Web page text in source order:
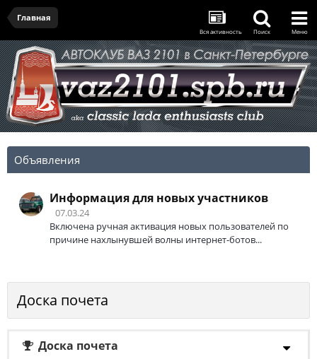
Главная
Вся активность Поиск Меню
Объявления
Информация для новых участников
07.03.24
Включена ручная активация новых пользователей по
причине нахлынувшей волны интернет-ботов...
Доска почета
Доска почета